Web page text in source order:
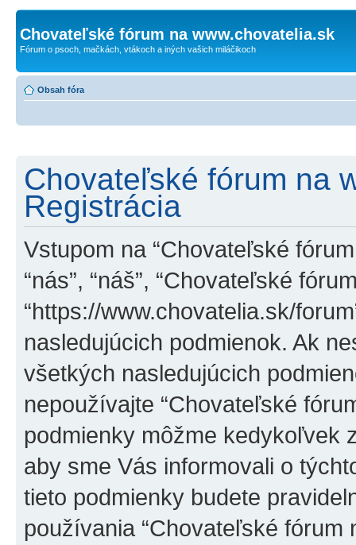
Chovateľské fórum na www.chovatelia.sk
Fórum o psoch, mačkách, vtákoch a iných vašich miláčikoch
Obsah fóra
Chovateľské fórum na
Registrácia
Vstupom na “Chovateľské
“nás”, “náš”, “Chovateľské
“https://www.chovatelia.sk/
nasledujúcich podmienok. Ak
všetkých nasledujúcich
nepoužívajte “Chovateľské
podmienky môžme kedykoľvek
aby sme Vás informovali o
tieto podmienky budete
používania “Chovateľské fórum